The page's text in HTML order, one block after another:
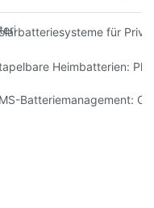
Trends
für
für eine sichereHeimbatterien:
Wahl für die
Batteriemanagement: